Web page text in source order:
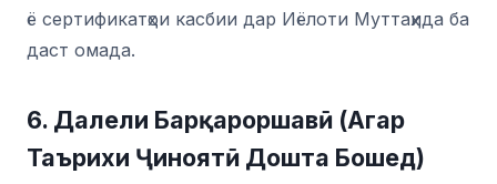
ё сертификатҳои касбии дар Иёлоти Муттаҳида ба
даст омада.
6. Далели Барқароршавӣ (Агар
Таърихи Ҷиноятӣ Дошта Бошед)